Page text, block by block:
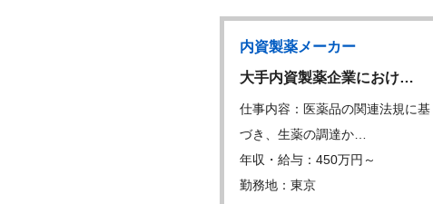
内資製薬メーカー
大手内資製薬企業におけ…
仕事内容：医薬品の関連法規に基
づき、生薬の調達か…
年収・給与：450万円～
勤務地：東京